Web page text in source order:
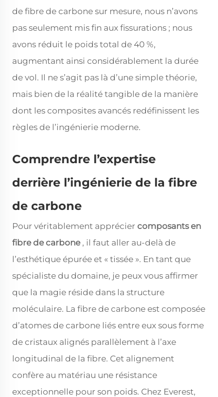
de fibre de carbone sur mesure, nous n’avons
pas seulement mis fin aux fissurations ; nous
avons réduit le poids total de 40 %,
augmentant ainsi considérablement la durée
de vol. Il ne s’agit pas là d’une simple théorie,
mais bien de la réalité tangible de la manière
dont les composites avancés redéfinissent les
règles de l’ingénierie moderne.
Comprendre l’expertise
derrière l’ingénierie de la fibre
de carbone
Pour véritablement apprécier composants en
fibre de carbone , il faut aller au-delà de
l’esthétique épurée et « tissée ». En tant que
spécialiste du domaine, je peux vous affirmer
que la magie réside dans la structure
moléculaire. La fibre de carbone est composée
d’atomes de carbone liés entre eux sous forme
de cristaux alignés parallèlement à l’axe
longitudinal de la fibre. Cet alignement
confère au matériau une résistance
exceptionnelle pour son poids. Chez Everest,